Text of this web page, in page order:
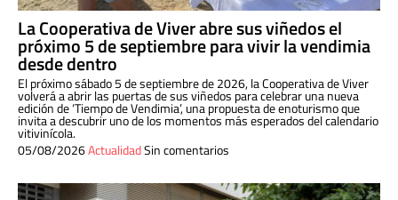
La Cooperativa de Viver abre sus viñedos el
próximo 5 de septiembre para vivir la vendimia
desde dentro
El próximo sábado 5 de septiembre de 2026, la Cooperativa de Viver
volverá a abrir las puertas de sus viñedos para celebrar una nueva
edición de ‘Tiempo de Vendimia’, una propuesta de enoturismo que
invita a descubrir uno de los momentos más esperados del calendario
vitivinícola.
05/08/2026ActualidadSin comentarios